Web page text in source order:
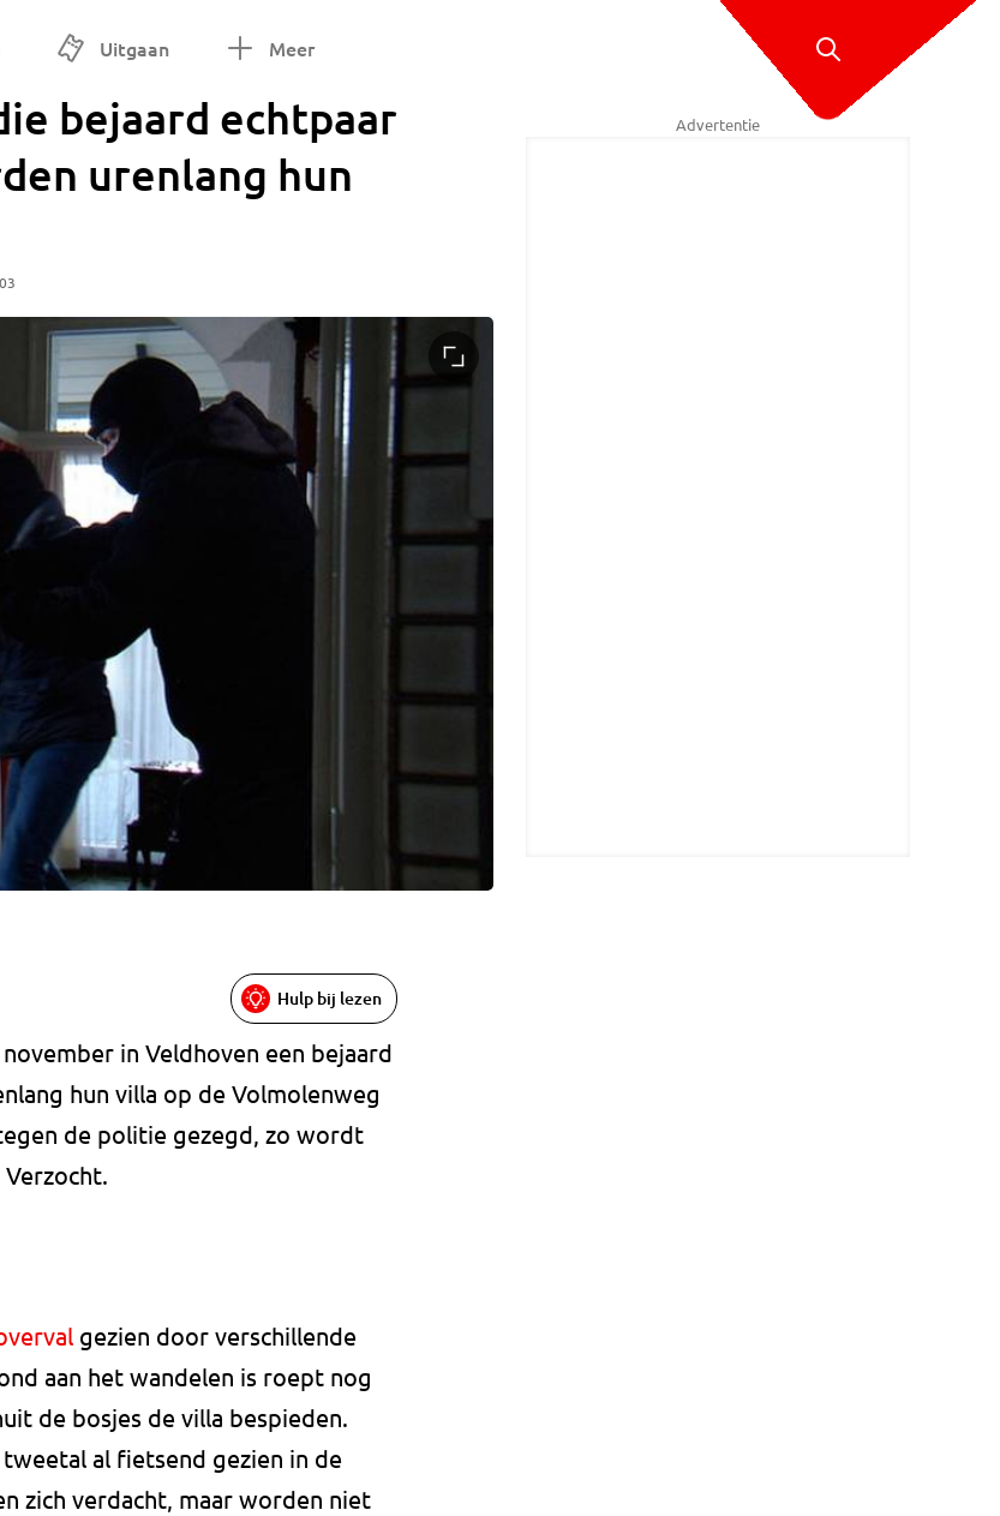
Uitgaan Meer
bejaard echtpaar
urenlang hun
Hulp bij lezen
in Veldhoven een bejaard
hun villa op de Volmolenweg
de politie gezegd, zo wordt
gezien door verschillende
aan het wandelen is roept nog
de bosjes de villa bespieden.
al fietsend gezien in de
zich verdacht, maar worden niet
Advertentie